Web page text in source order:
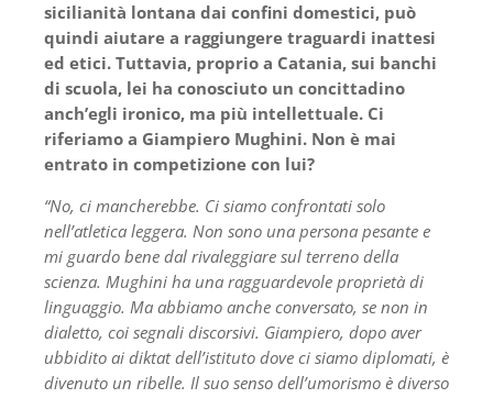
sicilianità lontana dai confini domestici, può
quindi aiutare a raggiungere traguardi inattesi
ed etici. Tuttavia, proprio a Catania, sui banchi
di scuola, lei ha conosciuto un concittadino
anch’egli ironico, ma più intellettuale. Ci
riferiamo a Giampiero Mughini. Non è mai
entrato in competizione con lui?
“No, ci mancherebbe. Ci siamo confrontati solo
nell’atletica leggera. Non sono una persona pesante e
mi guardo bene dal rivaleggiare sul terreno della
scienza. Mughini ha una ragguardevole proprietà di
linguaggio. Ma abbiamo anche conversato, se non in
dialetto, coi segnali discorsivi. Giampiero, dopo aver
ubbidito ai diktat dell’istituto dove ci siamo diplomati, è
divenuto un ribelle. Il suo senso dell’umorismo è diverso